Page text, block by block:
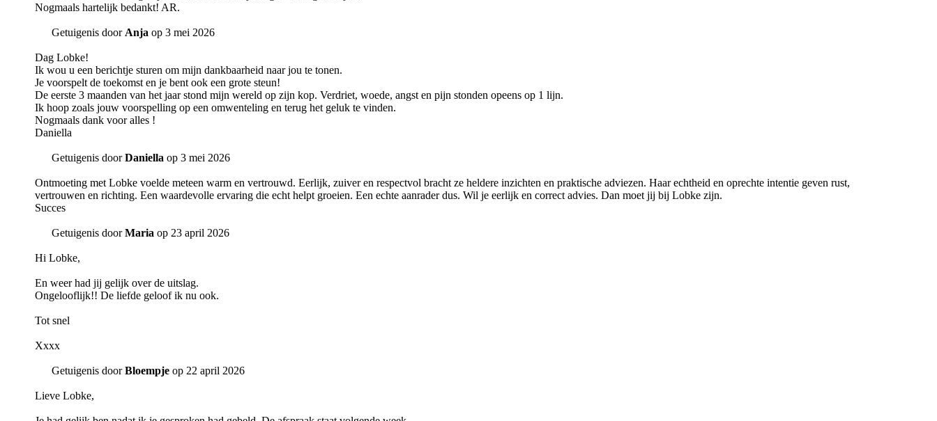
Nogmaals hartelijk bedankt! AR.
Getuigenis door Anja op 3 mei 2026
Dag Lobke!
Ik wou u een berichtje sturen om mijn dankbaarheid naar jou te tonen.
Je voorspelt de toekomst en je bent ook een grote steun!
De eerste 3 maanden van het jaar stond mijn wereld op zijn kop. Verdriet, woede, angst en pijn stonden opeens op 1 lijn.
Ik hoop zoals jouw voorspelling op een omwenteling en terug het geluk te vinden.
Nogmaals dank voor alles !
Daniella
Getuigenis doorDaniella op 3 mei 2026
Ontmoeting met Lobke voelde meteen warm en vertrouwd. Eerlijk, zuiver en respectvol bracht ze heldere inzichten en praktische adviezen. Haar echtheid en oprechte intentie geven rust,
vertrouwen en richting. Een waardevolle ervaring die echt helpt groeien. Een echte aanrader dus. Wil je eerlijk en correct advies. Dan moet jij bij Lobke zijn.
Succes
Getuigenis doorMaria op 23 april 2026
Hi Lobke,
En weer had jij gelijk over de uitslag.
Ongelooflijk!! De liefde geloof ik nu ook.
Tot snel
Xxxx
Getuigenis doorBloempje op 22 april 2026
Lieve Lobke,